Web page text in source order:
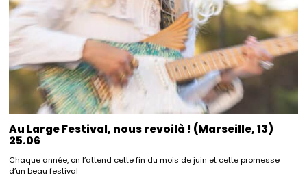
Au Large Festival, nous revoilà ! (Marseille, 13)
25.06
Chaque année, on l’attend cette fin du mois de juin et cette promesse
d’un beau festival